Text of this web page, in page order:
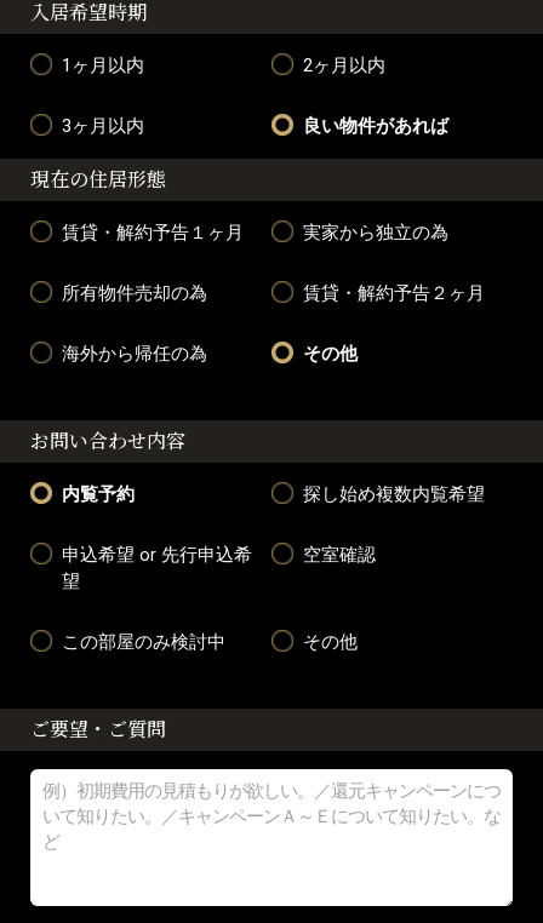
入居希望時期
1ヶ月以内 2ヶ月以内
3ヶ月以内 良い物件があれば
現在の住居形態
賃貸・解約予告１ヶ月 実家から独立の為
所有物件売却の為 賃貸・解約予告２ヶ月
海外から帰任の為 その他
お問い合わせ内容
内覧予約 探し始め複数内覧希望
申込希望 or 先行申込希
望
空室確認
この部屋のみ検討中 その他
ご要望・ご質問